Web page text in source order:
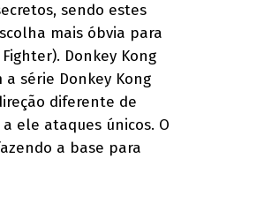
sendo estes
mais óbvia para
Donkey Kong
série Donkey Kong
diferente de
ele ataques únicos. O
a base para